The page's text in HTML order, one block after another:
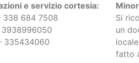
e servizio cortesia:
338 684 7508
3938996050
335434060
Si
un
fatto